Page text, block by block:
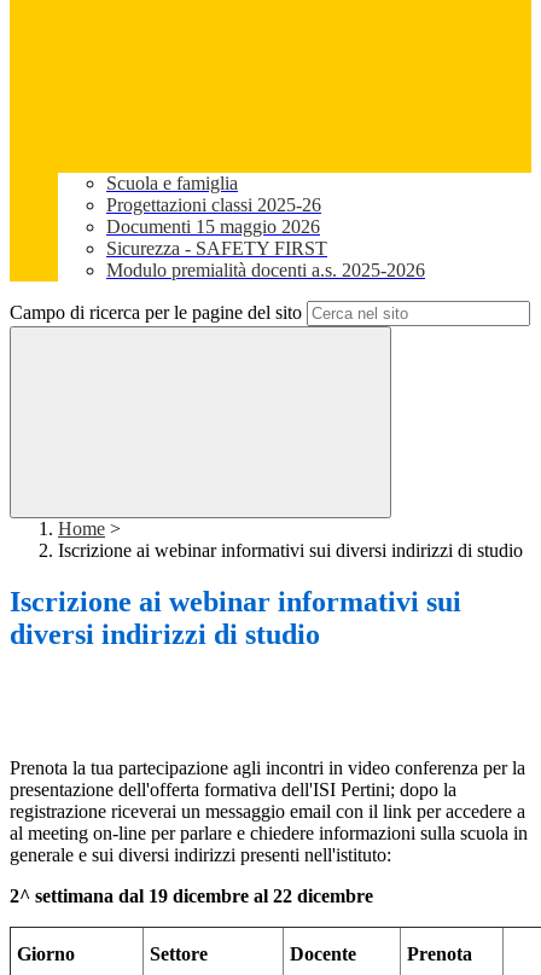
Scuola e famiglia
Progettazioni classi 2025-26
Documenti 15 maggio 2026
Sicurezza - SAFETY FIRST
Modulo premialità docenti a.s. 2025-2026
Campo di ricerca per le pagine del sito
Home >
Iscrizione ai webinar informativi sui diversi indirizzi di studio
Iscrizione ai webinar informativi sui
diversi indirizzi di studio
Prenota la tua partecipazione agli incontri in video conferenza per la
presentazione dell'offerta formativa dell'ISI Pertini; dopo la
registrazione riceverai un messaggio email con il link per accedere a
al meeting on-line per parlare e chiedere informazioni sulla scuola in
generale e sui diversi indirizzi presenti nell'istituto:
2^ settimana dal 19 dicembre al 22 dicembre
Giorno Settore Docente Prenota